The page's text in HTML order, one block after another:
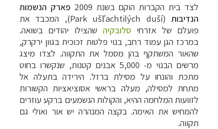
לצד בית הקברות הוקם בשנת 2009
פארק הנשמות
הנדיבות(
Park ušľachtilých duší), המכבד את
פועלם של אזרחי סלובקיה שהצילו יהודים בשואה.
במרכז הגן עמוד רחב, בנוי פלטות זכוכית בגוון ירקרק,
שהאור המשתקף בהן מסמל את התקווה. לצדו מיצג
מרשים הבנוי מ- 5,000 אבנים קטנות, שנקשרו בחוט
מתכת והונחו על מסילת ברזל. הירידה בתעלה אל
מתחת למסילה, מעלה בראשי אסוציאציות הקשורות
לזוועות המלחמה ההיא, והקולות הנשמעים ברקע עוזרים
להמחיש את האימה. בקצה המנהרה יש אור ואולי גם
תקווה.